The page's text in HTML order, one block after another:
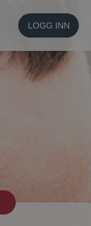
LOGG INN